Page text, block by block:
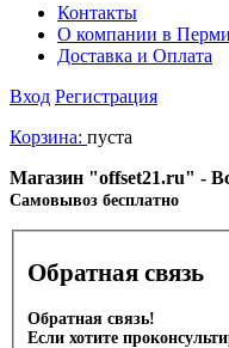
Контакты
О компании в Перми
Доставка и Оплата
Вход Регистрация
Корзина: пуста
Магазин "offset21.ru" -
Cамовывоз бесплатно
Обратная связь
Обратная связь!
Если хотите